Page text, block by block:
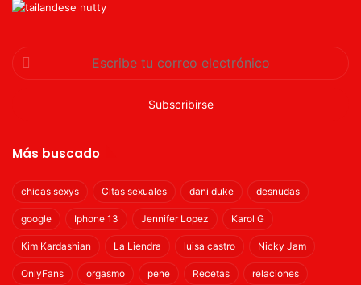
Escribe
tu
Más buscado
chicas sexys Citas sexuales dani duke desnudas
google Iphone 13 Jennifer Lopez Karol G
Kim Kardashian La Liendra luisa castro Nicky Jam
OnlyFans orgasmo pene Recetas relaciones